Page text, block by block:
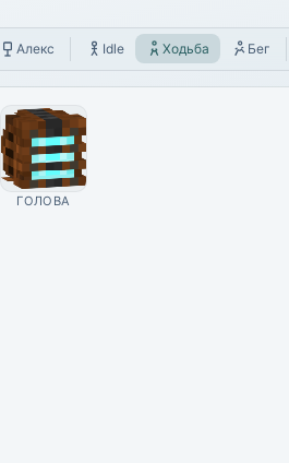
Алекс Idle Ходьба Бег
ГОЛОВА